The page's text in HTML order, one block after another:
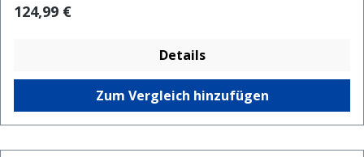
Regulärer Preis:
124,99 €
Details
Zum Vergleich hinzufügen